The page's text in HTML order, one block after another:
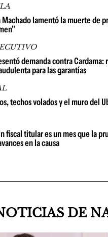
Machado lamentó la muerte de
demanda contra
para las garantías
techos volados y el muro del
fiscal titular es un mes que la
en la causa
DE